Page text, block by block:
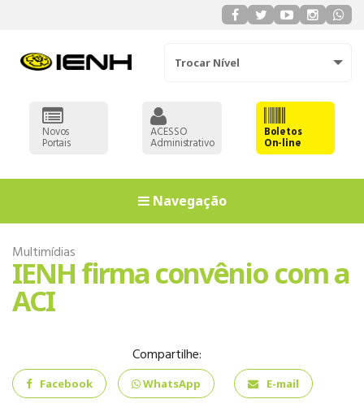
Trocar Nível
Novos
Portais
ACESSO
Administrativo
Boletos
On-line
Navegação
INFANTIL
Multimídias
IENH firma convênio com a
ACI
Compartilhe:
Facebook WhatsApp E-mail